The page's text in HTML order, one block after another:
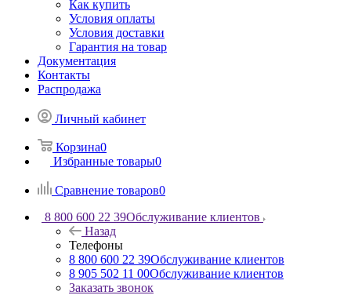
Как купить
Условия оплаты
Условия доставки
Гарантия на товар
Документация
Контакты
Распродажа
Личный кабинет
Корзина0
Избранные товары0
Сравнение товаров0
8 800 600 22 39Обслуживание клиентов
Назад
Телефоны
8 800 600 22 39Обслуживание клиентов
8 905 502 11 00Обслуживание клиентов
Заказать звонок